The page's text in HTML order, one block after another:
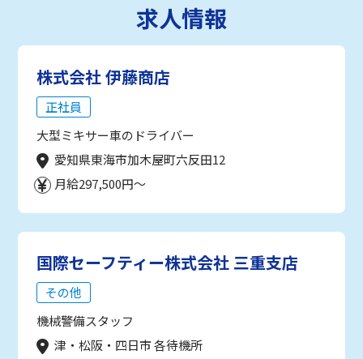
求人情報
株式会社 伊藤商店
正社員
大型ミキサー車のドライバー
愛知県東海市加木屋町六反田12
月給297,500円～
国際セーフティー株式会社 三重支店
その他
機械警備スタッフ
津・松阪・四日市 各待機所